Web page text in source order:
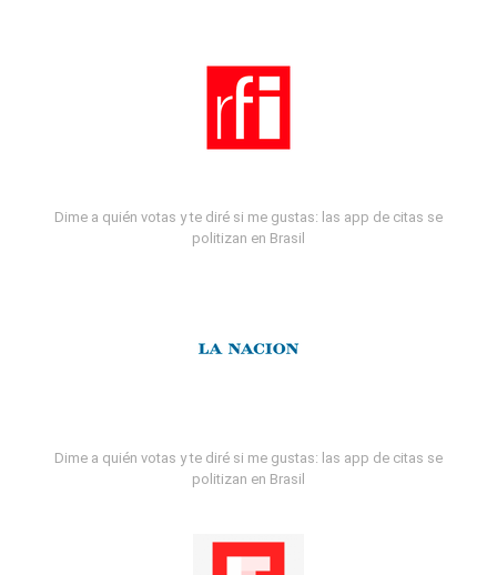
Dime a quién votas y te diré si me gustas: las app de citas se
politizan en Brasil
Dime a quién votas y te diré si me gustas: las app de citas se
politizan en Brasil